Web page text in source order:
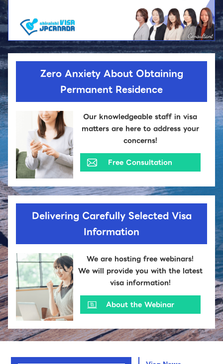
Zero Anxiety About Obtaining
Permanent Residence
Our knowledgeable staff in visa
matters are here to address your
concerns!
Free Consultation
Delivering Carefully Selected Visa
Information
We are hosting free webinars!
We will provide you with the latest
visa information!
About the Webinar